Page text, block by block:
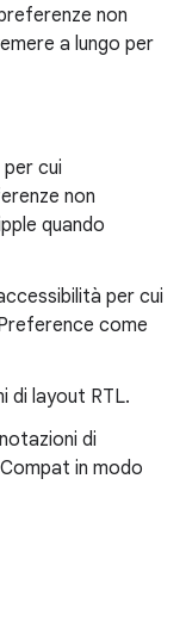
non
a lungo per
cui
non
quando
per cui
come
di layout RTL.
di
in modo